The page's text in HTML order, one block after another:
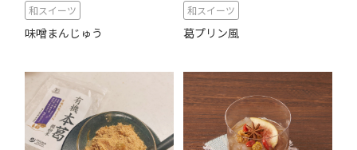
和スイーツ
味噌まんじゅう
和スイーツ
葛プリン風